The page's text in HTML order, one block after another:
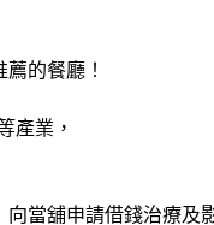
的餐廳！
產業，
當舖申請借錢治療及